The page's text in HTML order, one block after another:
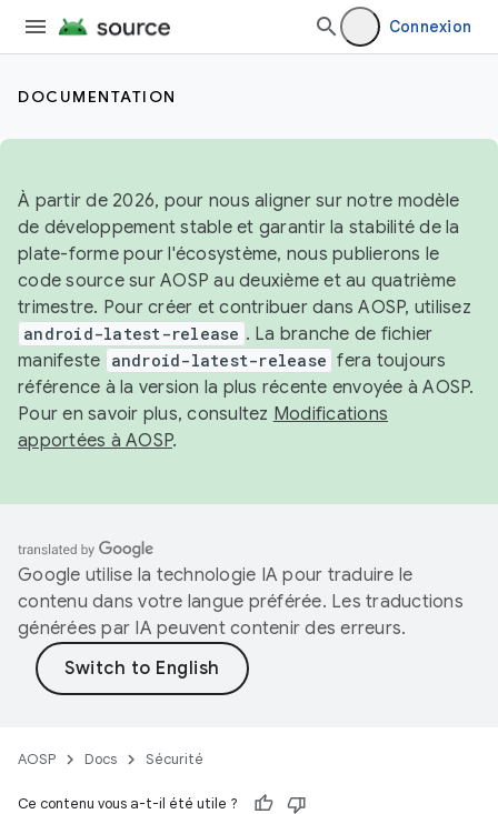
Connexion
DOCUMENTATION
À partir de 2026, pour nous aligner sur notre modèle
de développement stable et garantir la stabilité de la
plate-forme pour l'écosystème, nous publierons le
code source sur AOSP au deuxième et au quatrième
trimestre. Pour créer et contribuer dans AOSP, utilisez
android-latest-release . La branche de fichier
manifeste android-latest-release fera toujours
référence à la version la plus récente envoyée à AOSP.
Pour en savoir plus, consultez Modifications
apportées à AOSP.
Google utilise la technologie IA pour traduire le
contenu dans votre langue préférée. Les traductions
générées par IA peuvent contenir des erreurs.
AOSP Docs Sécurité
Ce contenu vous a-t-il été utile ?